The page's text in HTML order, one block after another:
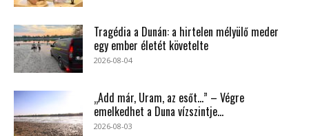
Tragédia a Dunán: a hirtelen mélyülő meder
egy ember életét követelte
2026-08-04
„Add már, Uram, az esőt…” – Végre
emelkedhet a Duna vízszintje...
2026-08-03